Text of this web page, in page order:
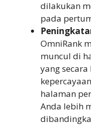
dilakukan
pada
OmniRank
muncul di
yang
halaman
Anda lebih